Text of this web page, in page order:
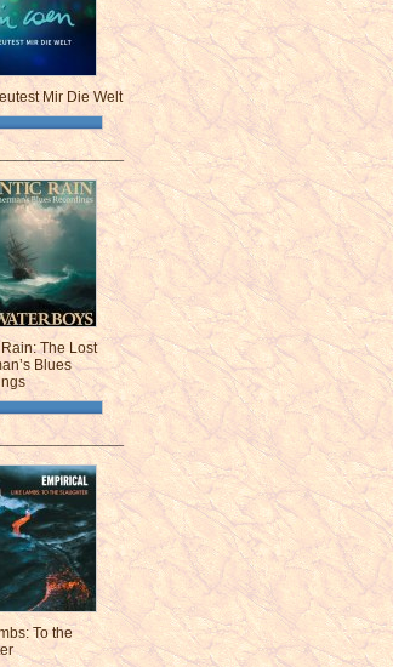
Mir Die Welt
The Lost
Blues
To the